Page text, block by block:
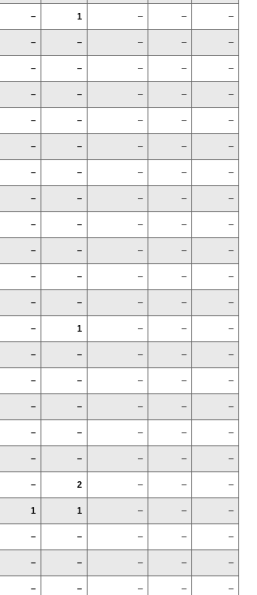
– 1 – – –
– – – – –
– – – – –
– – – – –
– – – – –
– – – – –
– – – – –
– – – – –
– – – – –
– – – – –
– – – – –
– – – – –
– 1 – – –
– – – – –
– – – – –
– – – – –
– – – – –
– – – – –
– 2 – – –
1 1 – – –
– – – – –
– – – – –
– – – – –